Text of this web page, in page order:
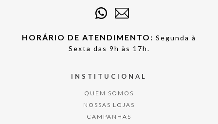
HORÁRIO DE ATENDIMENTO: Segunda à
Sexta das 9h às 17h.
INSTITUCIONAL
QUEM SOMOS
NOSSAS LOJAS
CAMPANHAS